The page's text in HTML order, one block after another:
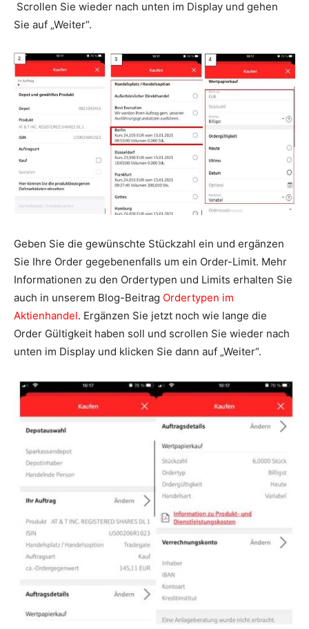
Scrollen Sie wieder nach unten im Display und gehen
Sie auf „Weiter“.
Geben Sie die gewünschte Stückzahl ein und ergänzen
Sie Ihre Order gegebenenfalls um ein Order-Limit. Mehr
Informationen zu den Ordertypen und Limits erhalten Sie
auch in unserem Blog-Beitrag Ordertypen im
Aktienhandel. Ergänzen Sie jetzt noch wie lange die
Order Gültigkeit haben soll und scrollen Sie wieder nach
unten im Display und klicken Sie dann auf „Weiter“.